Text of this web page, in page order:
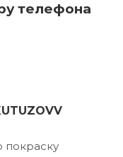
телефона
покраску